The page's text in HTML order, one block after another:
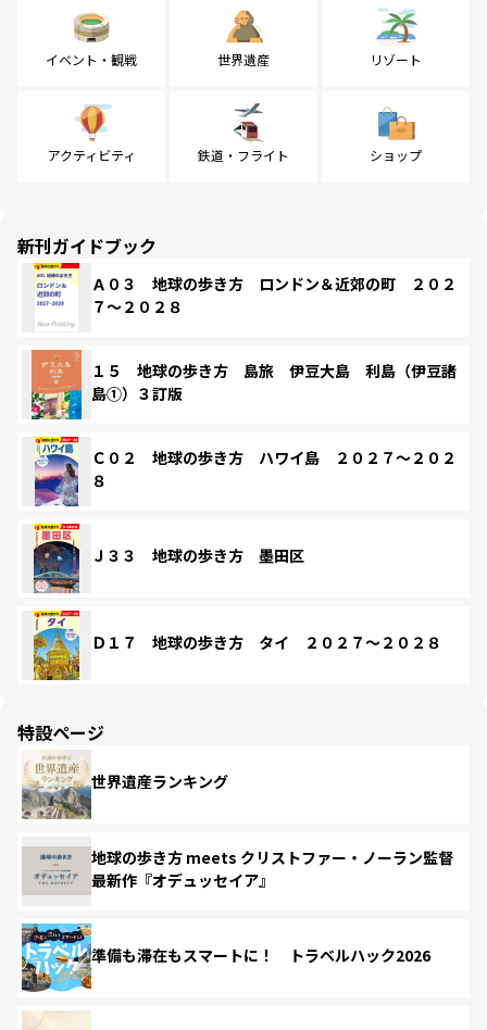
イベント・観戦 世界遺産 リゾート
アクティビティ 鉄道・フライト ショップ
新刊ガイドブック
Ａ０３ 地球の歩き方 ロンドン＆近郊の町 ２０２
７～２０２８
１５ 地球の歩き方 島旅 伊豆大島 利島（伊豆諸
島①）３訂版
Ｃ０２ 地球の歩き方 ハワイ島 ２０２７～２０２
８
Ｊ３３ 地球の歩き方 墨田区
Ｄ１７ 地球の歩き方 タイ ２０２７～２０２８
特設ページ
世界遺産ランキング
地球の歩き方 meets クリストファー・ノーラン監督
最新作『オデュッセイア』
準備も滞在もスマートに！ トラベルハック2026